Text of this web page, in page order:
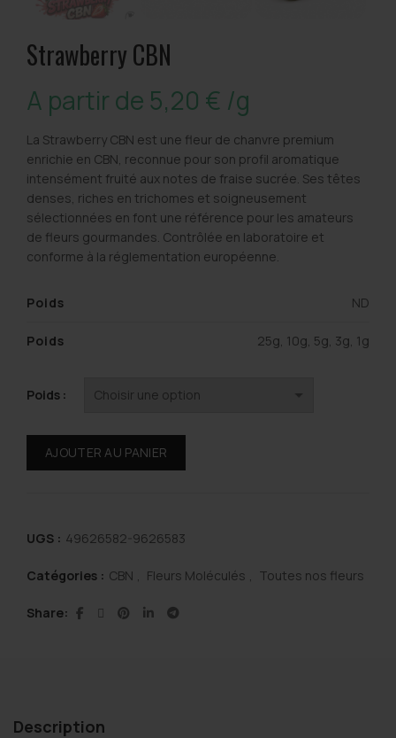
Strawberry CBN
A partir de 5,20 € /g
La Strawberry CBN est une fleur de chanvre premium
enrichie en CBN, reconnue pour son profil aromatique
intensément fruité aux notes de fraise sucrée. Ses têtes
denses, riches en trichomes et soigneusement
sélectionnées en font une référence pour les amateurs
de fleurs gourmandes. Contrôlée en laboratoire et
conforme à la réglementation européenne.
Poids ND
Poids 25g, 10g, 5g, 3g, 1g
Poids
AJOUTER AU PANIER
UGS : 49626582-9626583
Catégories : CBN , Fleurs Moléculés , Toutes nos fleurs
Share
Description